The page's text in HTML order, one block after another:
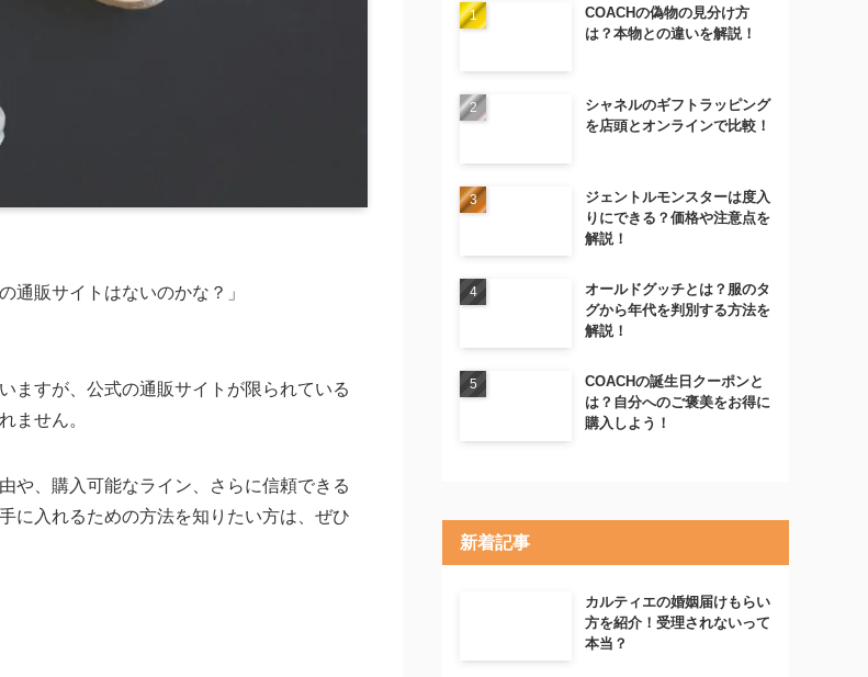
通販サイトはないのかな？」
ますが、公式の通販サイトが限られている
ません。
や、購入可能なライン、さらに信頼できる
に入れるための方法を知りたい方は、ぜひ
COACHの偽物の見分け方
は？本物との違いを解説！
シャネルのギフトラッピング
を店頭とオンラインで比較！
ジェントルモンスターは度入
りにできる？価格や注意点を
解説！
オールドグッチとは？服のタ
グから年代を判別する方法を
解説！
COACHの誕生日クーポンと
は？自分へのご褒美をお得に
購入しよう！
新着記事
カルティエの婚姻届けもらい
方を紹介！受理されないって
本当？